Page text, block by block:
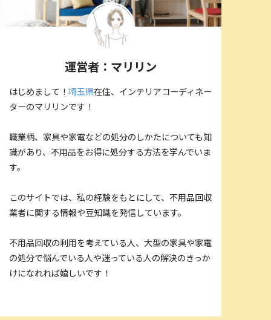
運営者：マリリン
はじめまして！埼玉県在住、インテリアコーディネー
ターのマリリンです！
職業柄、家具や家電などの処分のしかたについても知
識があり、不用品をお得に処分する方法を学んでいま
す。
このサイトでは、私の経験をもとにして、不用品回収
業者に関する情報や豆知識を発信しています。
不用品回収の利用を考えている人、大型の家具や家電
の処分で悩んでいる人や迷っている人の解決のきっか
けになれれば嬉しいです！